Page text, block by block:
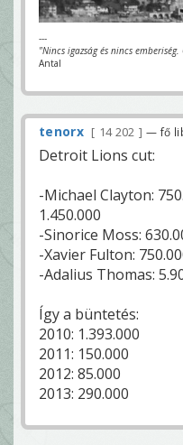
---
"Nincs igazság és nincs
Antal
tenorx 14 202 — fő
Detroit Lions cut:
-Michael Clayton:
1.450.000
-Sinorice Moss:
-Xavier Fulton:
-Adalius Thomas:
Így a büntetés:
2010: 1.393.000
2011: 150.000
2012: 85.000
2013: 290.000